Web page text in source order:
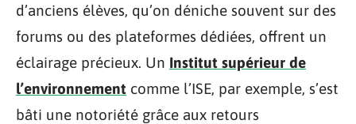
d’anciens élèves, qu’on déniche souvent sur des
forums ou des plateformes dédiées, offrent un
éclairage précieux. Un Institut supérieur de
l’environnement comme l’ISE, par exemple, s’est
bâti une notoriété grâce aux retours